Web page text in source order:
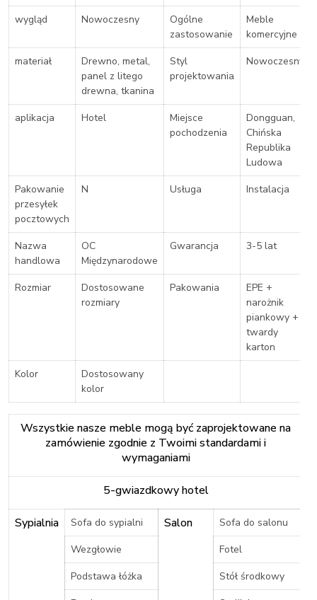
wygląd
Nowoczesny
Ogólne
zastosowanie
Meble
komercyjne
materiał
Drewno, metal,
panel z litego
drewna, tkanina
Styl
projektowania
Nowoczesny
aplikacja Hotel
Miejsce
pochodzenia
Dongguan,
Chińska
Republika
Ludowa
Pakowanie
przesyłek
pocztowych
N Usługa Instalacja
Nazwa
handlowa
OC
Międzynarodowe
Gwarancja 3-5 lat
Rozmiar
Dostosowane
rozmiary
Pakowania
EPE +
narożnik
piankowy +
twardy
karton
Kolor
Dostosowany
kolor
Wszystkie nasze meble mogą być zaprojektowane na
zamówienie zgodnie z Twoimi standardami i
wymaganiami
5-gwiazdkowy hotel
Sypialnia Sofa do sypialni Salon
Sofa do salonu
Wezgłowie
Fotel
Podstawa łóżka
Stół środkowy